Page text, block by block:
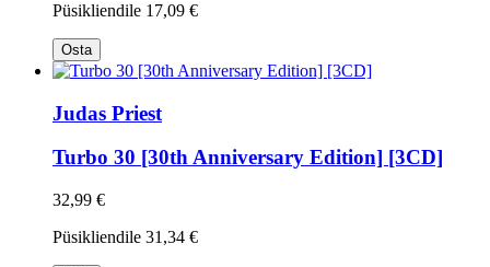
Püsikliendile 17,09 €
Osta
Judas Priest
Turbo 30 [30th Anniversary Edition] [3CD]
32,99 €
Püsikliendile 31,34 €